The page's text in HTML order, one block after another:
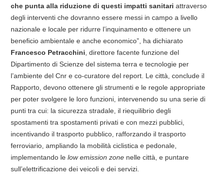
che punta alla riduzione di questi impatti sanitari attraverso
degli interventi che dovranno essere messi in campo a livello
nazionale e locale per ridurre l’inquinamento e ottenere un
beneficio ambientale e anche economico”, ha dichiarato
Francesco Petracchini , direttore facente funzione del
Dipartimento di Scienze del sistema terra e tecnologie per
l’ambiente del Cnr e co-curatore del report. Le città, conclude il
Rapporto, devono ottenere gli strumenti e le regole appropriate
per poter svolgere le loro funzioni, intervenendo su una serie di
punti tra cui: la sicurezza stradale, il riequilibrio degli
spostamenti tra spostamenti privati e con mezzi pubblici,
incentivando il trasporto pubblico, rafforzando il trasporto
ferroviario, ampliando la mobilità ciclistica e pedonale,
implementando le low emission zone nelle città, e puntare
sull’elettrificazione dei veicoli e dei servizi.